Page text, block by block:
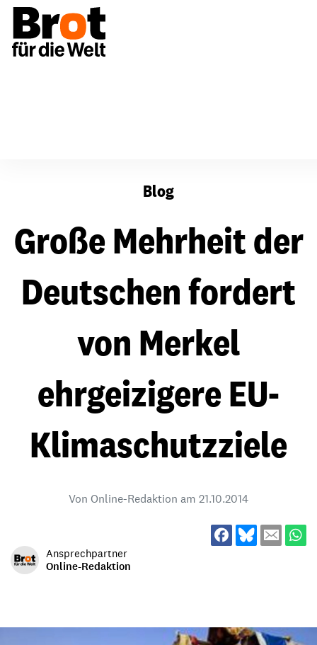
Blog
Große Mehrheit der
Deutschen fordert
von Merkel
ehrgeizigere EU-
Klimaschutzziele
Von Online-Redaktion am 21.10.2014
Ansprechpartner
Online-Redaktion